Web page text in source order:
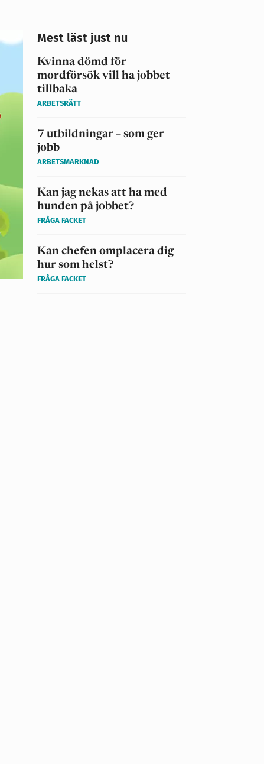
Mest läst just nu
Kvinna dömd för
mordförsök vill ha jobbet
tillbaka
ARBETSRÄTT
7 utbildningar – som ger
jobb
ARBETSMARKNAD
Kan jag nekas att ha med
hunden på jobbet?
FRÅGA FACKET
Kan chefen omplacera dig
hur som helst?
FRÅGA FACKET